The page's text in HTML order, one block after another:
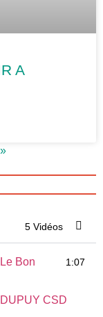
A
5 Vidéos
Bon 1:07
CSD